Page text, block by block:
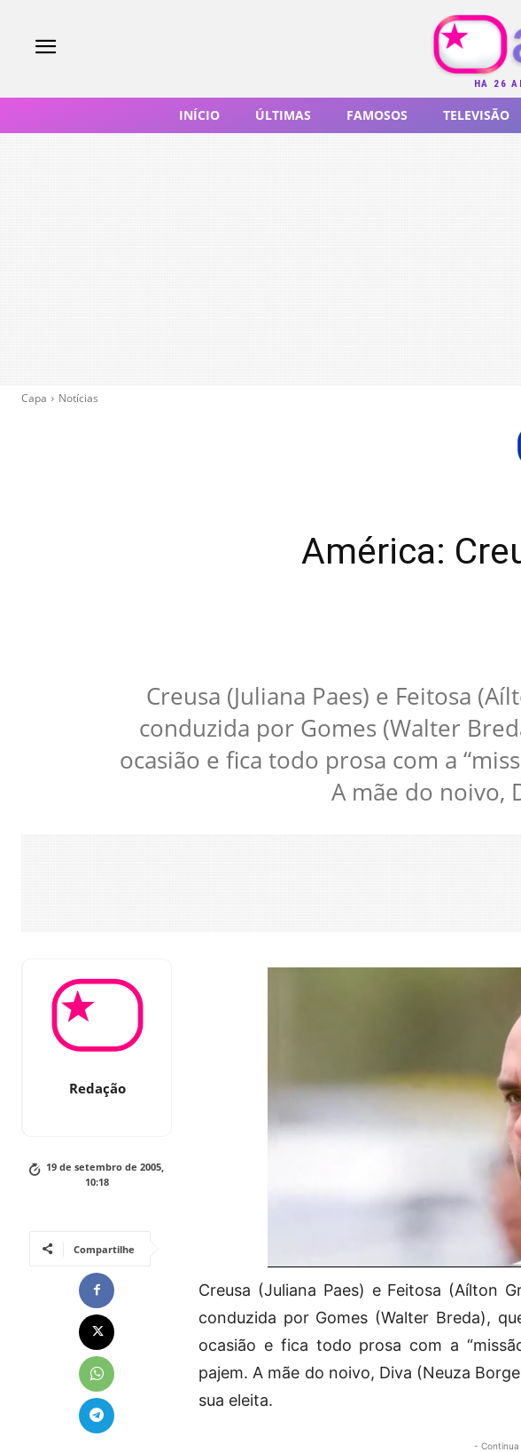
HÁ 26
INÍCIO ÚLTIMAS FAMOSOS TELEVISÃO
Capa Notícias
América:
Creusa (Juliana Paes) e Feitosa
conduzida por Gomes (Walter
ocasião e fica todo prosa com a
A mãe do noivo,
Redação
19 de setembro de 2005,
10:18
Compartilhe
Creusa (Juliana Paes) e Feitosa (Aílton
conduzida por Gomes (Walter Breda),
ocasião e fica todo prosa com a
pajem. A mãe do noivo, Diva (Neuza
sua eleita.
- Continua